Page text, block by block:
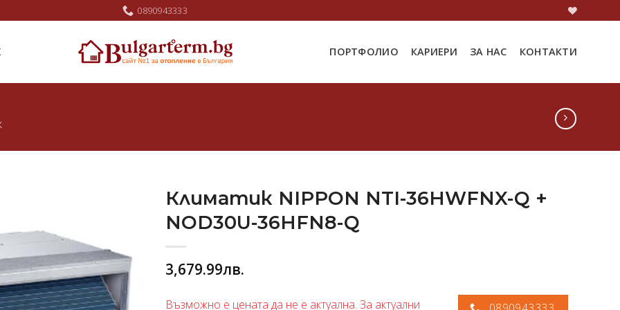
0890943333
ПОРТФОЛИО КАРИЕРИ ЗА НАС КОНТАКТИ
любими
Климатик NIPPON NTI-36HWFNX-Q +
NOD30U-36HFN8-Q
3,679.99лв.
Възможно е цената да не е актуална. За актуални